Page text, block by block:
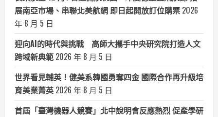
展南亞市場、串聯北美航網 即日起開放訂位購票 2026
年 8 月 5 日
迎向AI的時代與挑戰 高師大攜手中央研究院打造人文
跨域新典範 2026 年 8 月 5 日
世界看見輔英！健美系韓國勇奪四金 國際合作再升級培
育美業菁英 2026 年 8 月 5 日
首屆「臺灣機器人競賽」北中說明會反應熱烈 促產學研